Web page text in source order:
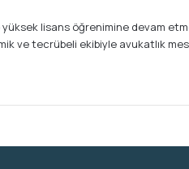
lisans öğrenimine devam
ve tecrübeli ekibiyle avukatlık